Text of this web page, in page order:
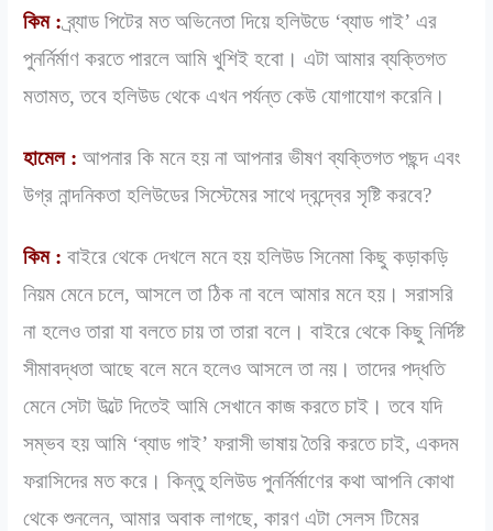
কিম :ব্র্যাড পিটের মত অভিনেতা দিয়ে হলিউডে ‘ব্যাড গাই’ এর
পুনর্নির্মাণ করতে পারলে আমি খুশিই হবো। এটা আমার ব্যক্তিগত
মতামত, তবে হলিউড থেকে এখন পর্যন্ত কেউ যোগাযোগ করেনি।
হামেল : আপনার কি মনে হয় না আপনার ভীষণ ব্যক্তিগত পছন্দ এবং
উগ্র নান্দনিকতা হলিউডের সিস্টেমের সাথে দ্বন্দ্বের সৃষ্টি করবে?
কিম : বাইরে থেকে দেখলে মনে হয় হলিউড সিনেমা কিছু কড়াকড়ি
নিয়ম মেনে চলে, আসলে তা ঠিক না বলে আমার মনে হয়। সরাসরি
না হলেও তারা যা বলতে চায় তা তারা বলে। বাইরে থেকে কিছু নির্দিষ্ট
সীমাবদ্ধতা আছে বলে মনে হলেও আসলে তা নয়। তাদের পদ্ধতি
মেনে সেটা উল্টে দিতেই আমি সেখানে কাজ করতে চাই। তবে যদি
সম্ভব হয় আমি ‘ব্যাড গাই’ ফরাসী ভাষায় তৈরি করতে চাই, একদম
ফরাসিদের মত করে। কিন্তু হলিউড পুনর্নির্মাণের কথা আপনি কোথা
থেকে শুনলেন, আমার অবাক লাগছে, কারণ এটা সেলস টিমের